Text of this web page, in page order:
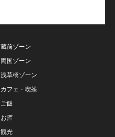
蔵前ゾーン
両国ゾーン
浅草橋ゾーン
カフェ・喫茶
ご飯
お酒
観光